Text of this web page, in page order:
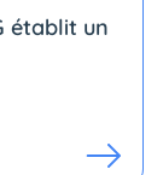
établit un